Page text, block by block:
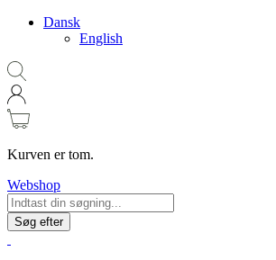
Dansk
English
Kurven er tom.
Webshop
Søg efter